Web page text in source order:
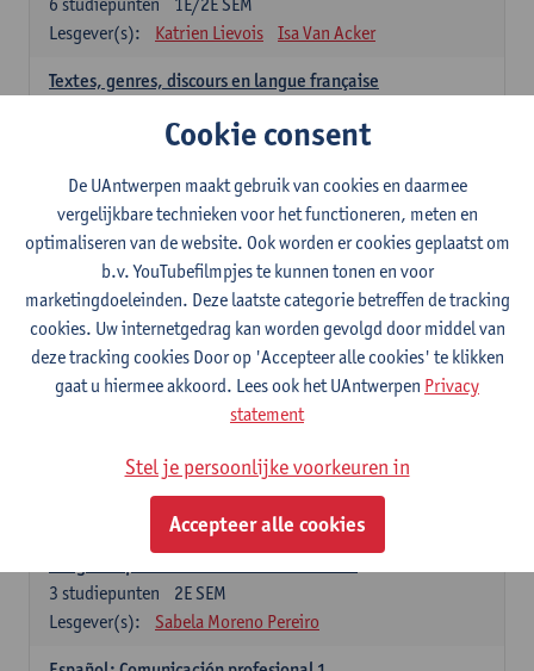
Lesgever(s):
Katrien Lievois Isa Van Acker
Textes, genres, discours en langue française
Kris Peeters
Spaans: verplichte opleidingsonderdelen
Gramática española 1
1E SEM
studiepunten
Lesgever(s):
Anne Verhaert
Gramática española 2
2E SEM
3studiepunten
Anne Verhaert
Lengua española: Destrezas básicas
Sabela Moreno Pereiro
2E SEM
3 studiepunten
Lesgever(s):
Sabela Moreno Pereiro
Cookie consent
De UAntwerpen maakt gebruik van cookies en daarmee
vergelijkbare technieken voor het functioneren, meten en
optimaliseren van de website. Ook worden er cookies geplaatst om
b.v. YouTubefilmpjes te kunnen tonen en voor
marketingdoeleinden. Deze laatste categorie betreffen de tracking
cookies. Uw internetgedrag kan worden gevolgd door middel van
deze tracking cookies Door op 'Accepteer alle cookies' te klikken
gaat u hiermee akkoord. Lees ook het UAntwerpen Privacy
statement
Stel je persoonlijke voorkeuren in
Accepteer alle cookies